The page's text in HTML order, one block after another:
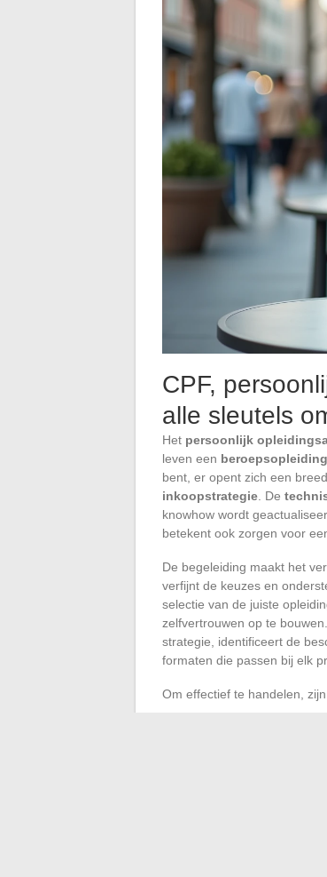
CPF,
alle sleutels
Het persoonlijk
leven een beroepsopleiding
bent, er opent zich een
inkoopstrategie . De
knowhow wordt
betekent ook zorgen voor
De begeleiding maakt het
verfijnt de keuzes en
selectie van de juiste
zelfvertrouwen op te
strategie, identificeert de
formaten die passen bij elk
Om effectief te handelen,